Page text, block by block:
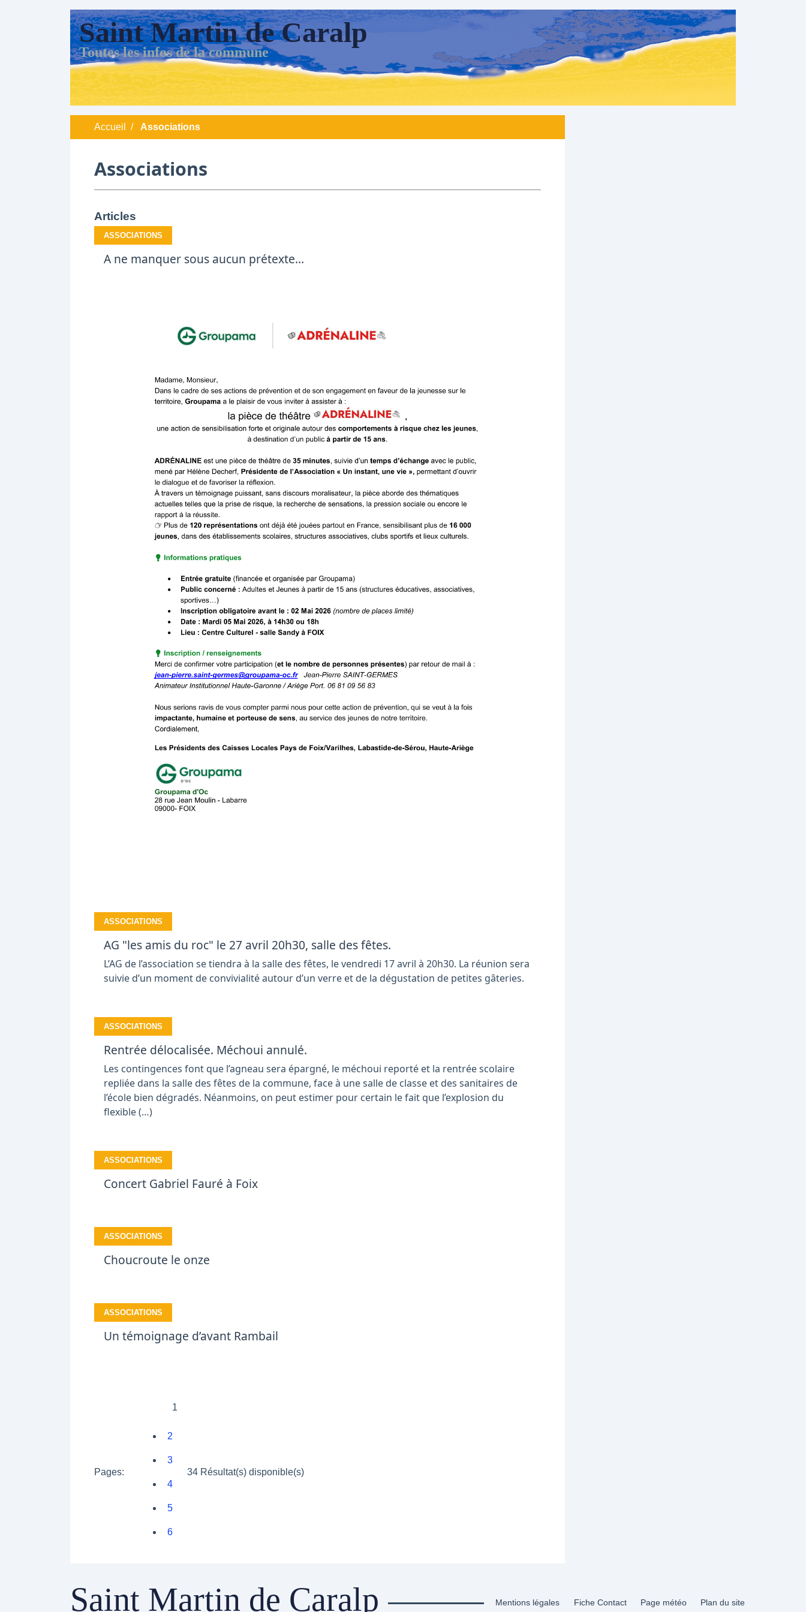
Saint Martin de Caralp
Toutes les infos de la commune
Accueil / Associations
Associations
Articles
ASSOCIATIONS
A ne manquer sous aucun prétexte...
ASSOCIATIONS
AG "les amis du roc" le 27 avril 20h30, salle des fêtes.
L’AG de l’association se tiendra à la salle des fêtes, le vendredi 17 avril à 20h30. La réunion sera
suivie d’un moment de convivialité autour d’un verre et de la dégustation de petites gâteries.
ASSOCIATIONS
Rentrée délocalisée. Méchoui annulé.
Les contingences font que l’agneau sera épargné, le méchoui reporté et la rentrée scolaire
repliée dans la salle des fêtes de la commune, face à une salle de classe et des sanitaires de
l’école bien dégradés. Néanmoins, on peut estimer pour certain le fait que l’explosion du
flexible (…)
ASSOCIATIONS
Concert Gabriel Fauré à Foix
ASSOCIATIONS
Choucroute le onze
ASSOCIATIONS
Un témoignage d’avant Rambail
Pages:
1
2
3
4
5
6
34 Résultat(s) disponible(s)
Saint Martin de Caralp Mentions légales Fiche Contact Page météo Plan du site